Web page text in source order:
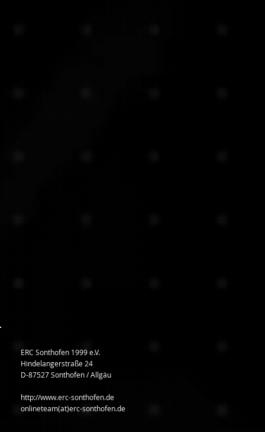
ERC Sonthofen 1999 e.V.
Hindelangerstraße 24
D-87527 Sonthofen / Allgäu
http://www.erc-sonthofen.de
onlineteam(at)erc-sonthofen.de